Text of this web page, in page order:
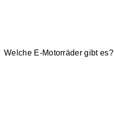
Welche E-Motorräder gibt es?